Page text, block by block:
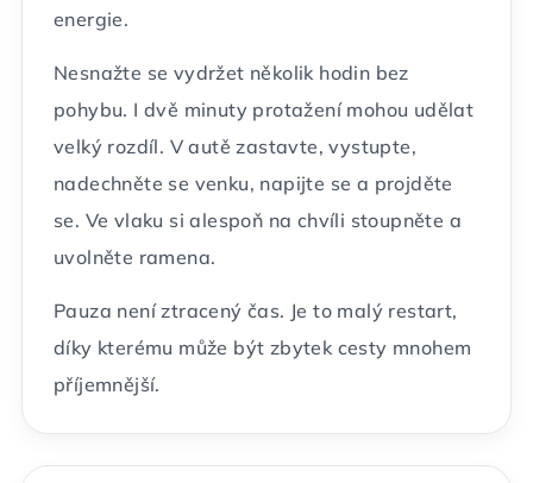
energie.
Nesnažte se vydržet několik hodin bez
pohybu. I dvě minuty protažení mohou udělat
velký rozdíl. V autě zastavte, vystupte,
nadechněte se venku, napijte se a projděte
se. Ve vlaku si alespoň na chvíli stoupněte a
uvolněte ramena.
Pauza není ztracený čas. Je to malý restart,
díky kterému může být zbytek cesty mnohem
příjemnější.